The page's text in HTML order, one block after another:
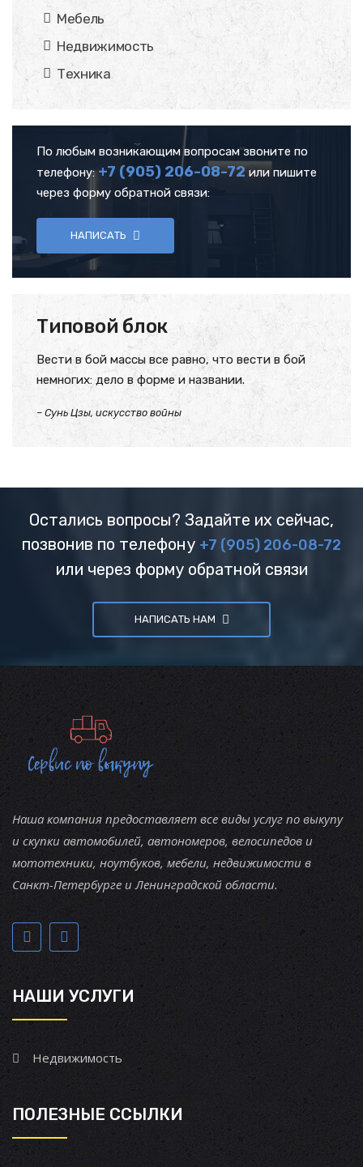
Мебель
Недвижимость
Техника
По любым возникающим вопросам звоните по
телефону:+7 (905) 206-08-72 или пишите
через форму обратной связи:
НАПИСАТЬ
Типовой блок
Вести в бой массы все равно, что вести в бой
немногих: дело в форме и названии.
– Сунь Цзы, искусство войны
Остались вопросы? Задайте их сейчас,
позвонив по телефону +7 (905) 206-08-72
или через форму обратной связи
НАПИСАТЬ НАМ
Наша компания предоставляет все виды услуг по выкупу
и скупки автомобилей, автономеров, велосипедов и
мототехники, ноутбуков, мебели, недвижимости в
Санкт-Петербурге и Ленинградской области.
НАШИ УСЛУГИ
Недвижимость
ПОЛЕЗНЫЕ ССЫЛКИ